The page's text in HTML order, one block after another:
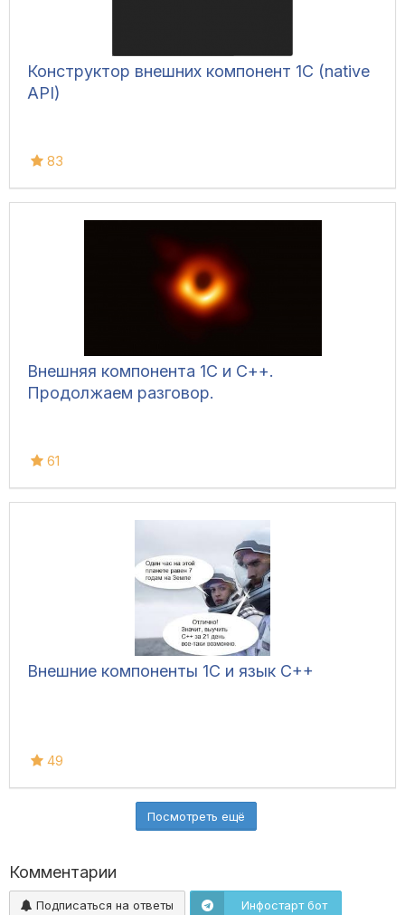
Конструктор внешних компонент 1C (native
API)
83
Внешняя компонента 1С и С++.
Продолжаем разговор.
61
Внешние компоненты 1С и язык C++
49
Посмотреть ещё
Комментарии
Подписаться на ответы Инфостарт бот